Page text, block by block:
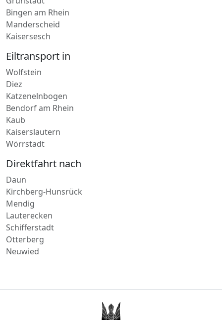
Bingen am Rhein
Manderscheid
Kaisersesch
Eiltransport in
Wolfstein
Diez
Katzenelnbogen
Bendorf am Rhein
Kaub
Kaiserslautern
Wörrstadt
Direktfahrt nach
Daun
Kirchberg-Hunsrück
Mendig
Lauterecken
Schifferstadt
Otterberg
Neuwied